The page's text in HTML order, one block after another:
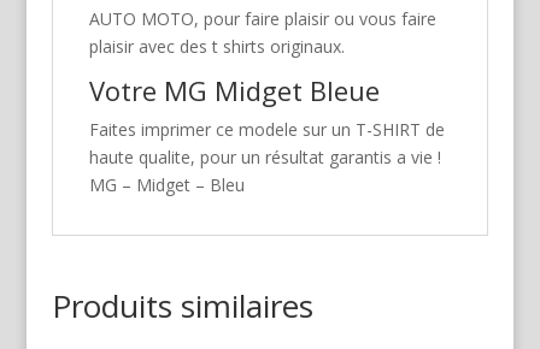
AUTO MOTO, pour faire plaisir ou vous faire
plaisir avec des t shirts originaux.
Votre MG Midget Bleue
Faites imprimer ce modele sur un T-SHIRT de
haute qualite, pour un résultat garantis a vie !
MG – Midget – Bleu
Produits similaires